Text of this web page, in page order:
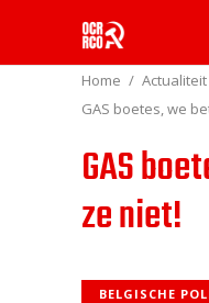
Home Actualiteit
GAS boetes, we
GAS
ze niet!
BELGISCHE